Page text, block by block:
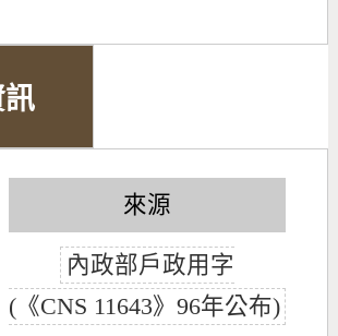
來源
內政部戶政用字
(《CNS 11643》96年公布)